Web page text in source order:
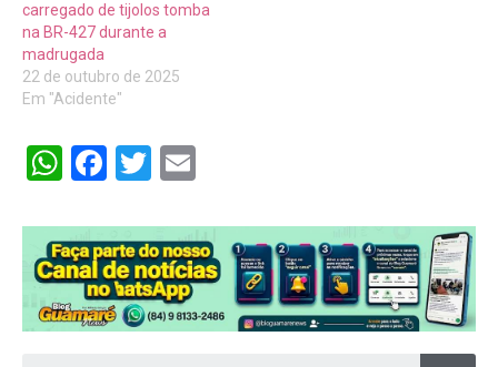
carregado de tijolos tomba
na BR-427 durante a
madrugada
22 de outubro de 2025
Em "Acidente"
WhatsApp
Facebook
Twitter